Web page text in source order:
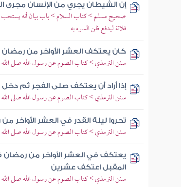
إن الشيطان يجري من الإنسان مجرى
صحيح مسلم > كتاب السلام > باب بيان أنه يستحب
فلانة ليدفع ظن السوء به
كان يعتكف العشر الأواخر من
سنن الترمذي > كتاب الصوم عن رسول الله صلى
إذا أراد أن يعتكف صلى الفجر ثم
سنن الترمذي > كتاب الصوم عن رسول الله صلى
تحروا ليلة القدر في العشر الأواخر
سنن الترمذي > كتاب الصوم عن رسول الله صلى الله
يعتكف في العشر الأواخر من
المقبل اعتكف عشرين
سنن الترمذي > كتاب الصوم عن رسول الله صلى